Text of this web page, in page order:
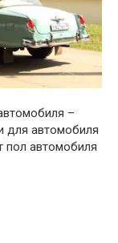
–
для автомобиля
пол автомобиля